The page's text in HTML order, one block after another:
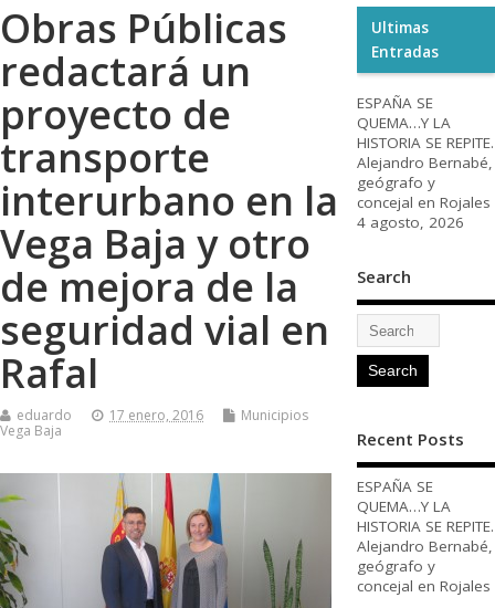
Obras Públicas
redactará un
proyecto de
transporte
interurbano en la
Vega Baja y otro
de mejora de la
seguridad vial en
Rafal
eduardo 17 enero, 2016
Municipios
Vega Baja
Ultimas
Entradas
ESPAÑA SE
QUEMA…Y LA
HISTORIA SE REPITE.
Alejandro Bernabé,
geógrafo y
concejal en Rojales
4 agosto, 2026
Search
Recent Posts
ESPAÑA SE
QUEMA…Y LA
HISTORIA SE REPITE.
Alejandro Bernabé,
geógrafo y
concejal en Rojales